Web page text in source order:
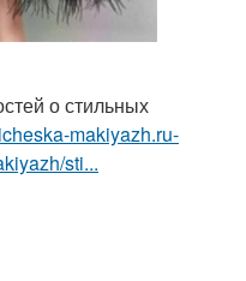
о стильных
makiyazh.ru-
sti...